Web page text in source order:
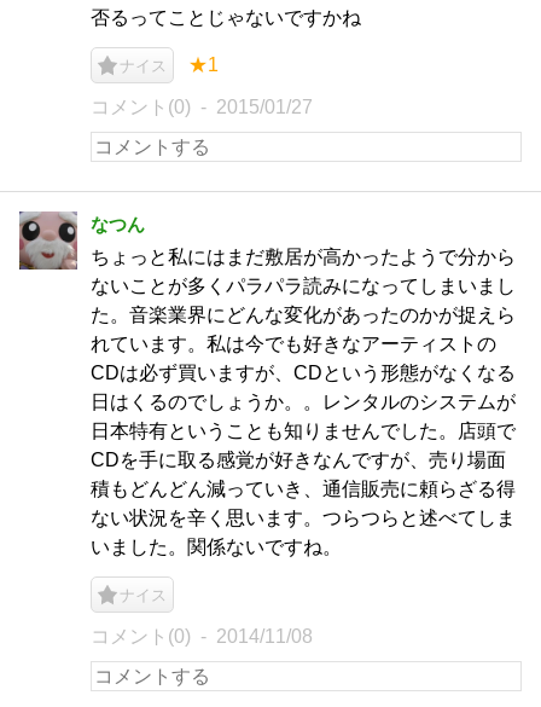
否るってことじゃないですかね
ナイス ★1
コメント(0) 2015/01/27
なつん
ちょっと私にはまだ敷居が高かったようで分から
ないことが多くパラパラ読みになってしまいまし
た。音楽業界にどんな変化があったのかが捉えら
れています。私は今でも好きなアーティストの
CDは必ず買いますが、CDという形態がなくなる
日はくるのでしょうか。。レンタルのシステムが
日本特有ということも知りませんでした。店頭で
CDを手に取る感覚が好きなんですが、売り場面
積もどんどん減っていき、通信販売に頼らざる得
ない状況を辛く思います。つらつらと述べてしま
いました。関係ないですね。
ナイス
コメント(0) 2014/11/08